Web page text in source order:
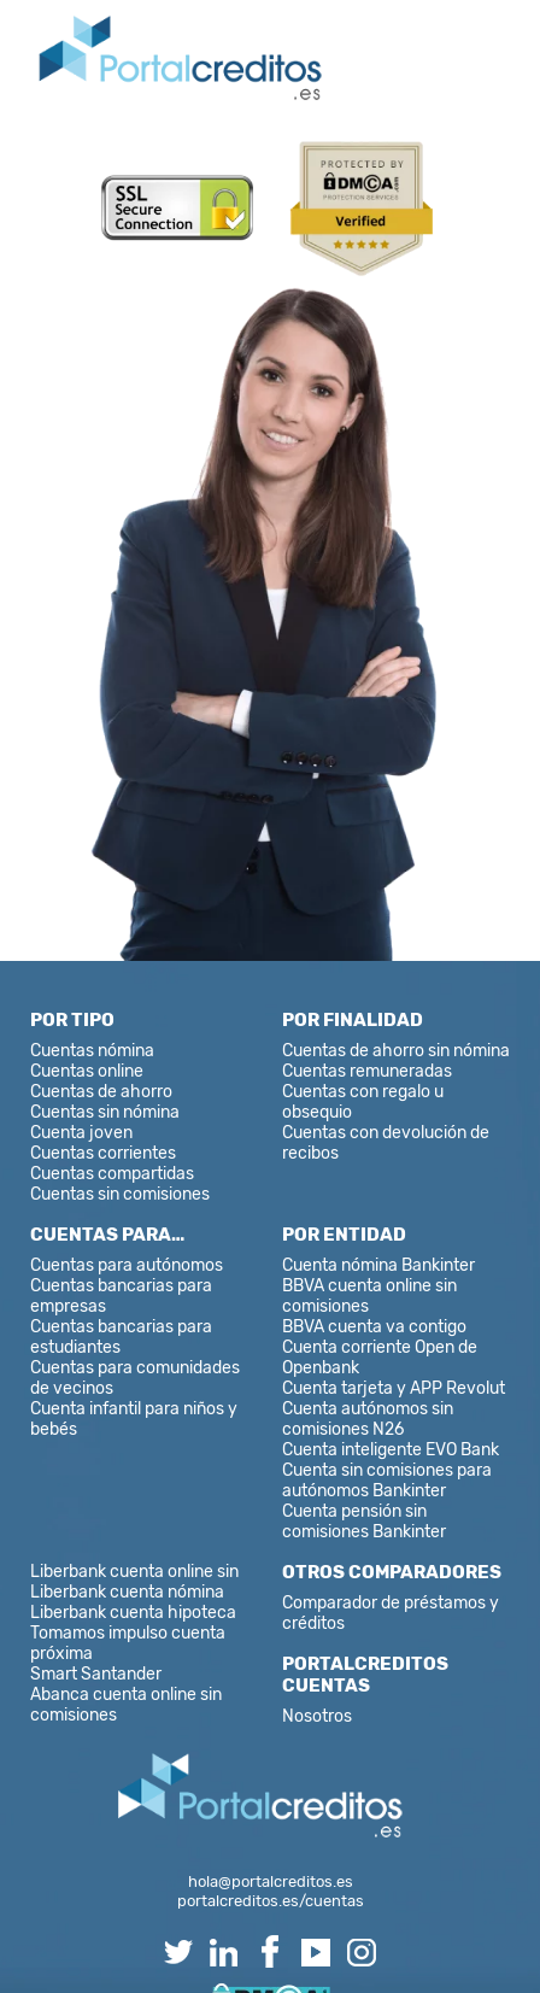
POR TIPO
Cuentas nómina
Cuentas online
Cuentas de ahorro
Cuentas sin nómina
Cuenta joven
Cuentas corrientes
Cuentas compartidas
Cuentas sin comisiones
POR FINALIDAD
Cuentas de ahorro sin nómina
Cuentas remuneradas
Cuentas con regalo u
obsequio
Cuentas con devolución de
recibos
CUENTAS PARA…
Cuentas para autónomos
Cuentas bancarias para
empresas
Cuentas bancarias para
estudiantes
Cuentas para comunidades
de vecinos
Cuenta infantil para niños y
bebés
POR ENTIDAD
Cuenta nómina Bankinter
BBVA cuenta online sin
comisiones
BBVA cuenta va contigo
Cuenta corriente Open de
Openbank
Cuenta tarjeta y APP Revolut
Cuenta autónomos sin
comisiones N26
Cuenta inteligente EVO Bank
Cuenta sin comisiones para
autónomos Bankinter
Cuenta pensión sin
comisiones Bankinter
Liberbank cuenta online sin
Liberbank cuenta nómina
Liberbank cuenta hipoteca
Tomamos impulso cuenta
próxima
Smart Santander
Abanca cuenta online sin
comisiones
OTROS COMPARADORES
Comparador de préstamos y
créditos
PORTALCREDITOS
CUENTAS
Nosotros
hola@portalcreditos.es
portalcreditos.es/cuentas